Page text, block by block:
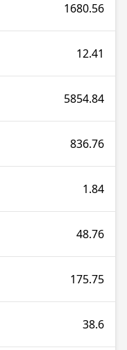
1680.56
12.41
5854.84
836.76
1.84
48.76
175.75
38.6